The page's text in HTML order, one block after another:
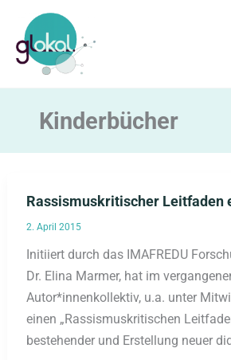
Inhalt
springen
Kinderbücher
Rassismuskritischer Leitfaden
2. April 2015
Initiiert durch das IMAFREDU
Dr. Elina Marmer, hat im
Autor*innenkollektiv, u.a. unter
einen „Rassismuskritischen
bestehender und Erstellung neuer